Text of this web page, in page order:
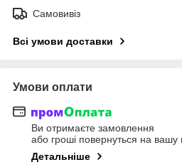
Самовивіз
Всі умови доставки
Умови оплати
Ви отримаєте замовлення
або гроші повернуться на вашу
Детальніше